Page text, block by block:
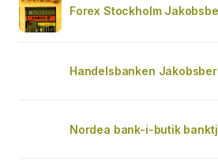
Forex Stockholm
Handelsbanken
Nordea bank-i-butik